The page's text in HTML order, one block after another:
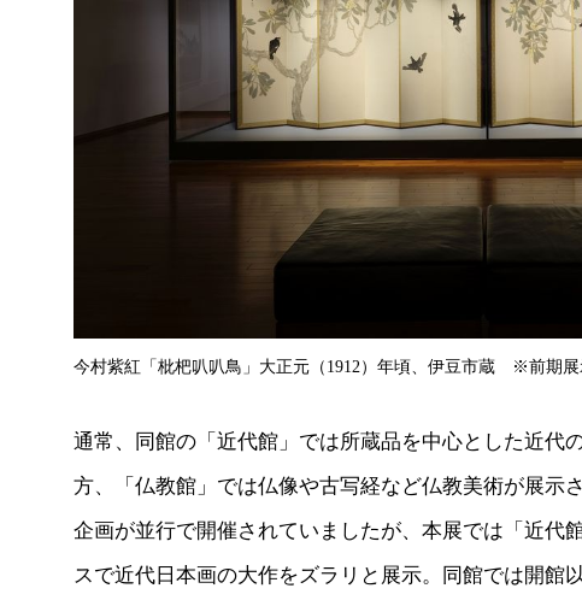
今村紫紅「枇杷叭叭鳥」大正元（1912）年頃、伊豆市蔵 ※前期展
通常、同館の「近代館」では所蔵品を中心とした近代
方、「仏教館」では仏像や古写経など仏教美術が展示
企画が並行で開催されていましたが、本展では「近代
スで近代日本画の大作をズラリと展示。同館では開館